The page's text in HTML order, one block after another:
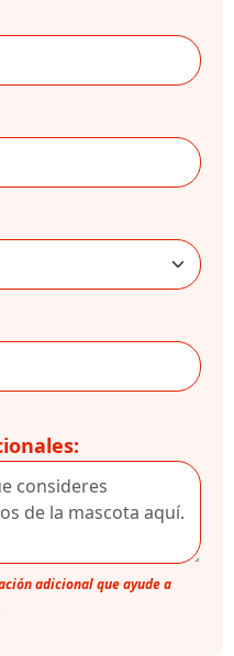
adicional que ayude a